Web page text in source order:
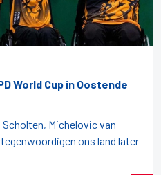
World Cup in Oostende
Scholten, Michelovic van
ons land later